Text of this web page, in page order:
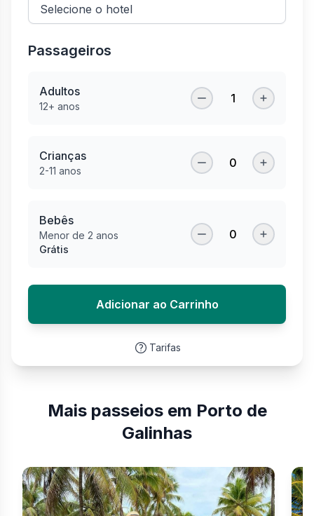
Passageiros
Adultos
12+ anos
1
Crianças
2-11 anos
0
Bebês
Menor de 2 anos
Grátis
0
Adicionar ao Carrinho
Tarifas
Mais passeios em Porto de
Galinhas